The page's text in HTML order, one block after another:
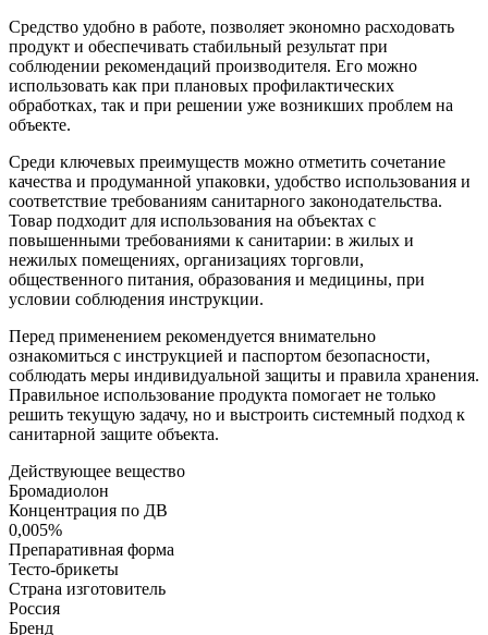
Средство удобно в работе, позволяет экономно расходовать
продукт и обеспечивать стабильный результат при
соблюдении рекомендаций производителя. Его можно
использовать как при плановых профилактических
обработках, так и при решении уже возникших проблем на
объекте.
Среди ключевых преимуществ можно отметить сочетание
качества и продуманной упаковки, удобство использования и
соответствие требованиям санитарного законодательства.
Товар подходит для использования на объектах с
повышенными требованиями к санитарии: в жилых и
нежилых помещениях, организациях торговли,
общественного питания, образования и медицины, при
условии соблюдения инструкции.
Перед применением рекомендуется внимательно
ознакомиться с инструкцией и паспортом безопасности,
соблюдать меры индивидуальной защиты и правила хранения.
Правильное использование продукта помогает не только
решить текущую задачу, но и выстроить системный подход к
санитарной защите объекта.
Действующее вещество
Бромадиолон
Концентрация по ДВ
0,005%
Препаративная форма
Тесто-брикеты
Страна изготовитель
Россия
Бренд